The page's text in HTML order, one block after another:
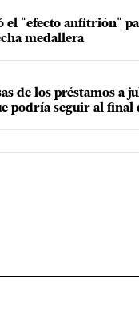
el "efecto anfitrión"
medallera
de los préstamos a
podría seguir al final